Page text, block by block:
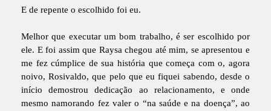
E de repente o escolhido foi eu.
Melhor que executar um bom trabalho, é ser escolhido por
ele. E foi assim que Raysa chegou até mim, se apresentou e
me fez cúmplice de sua história que começa com o, agora
noivo, Rosivaldo, que pelo que eu fiquei sabendo, desde o
início demostrou dedicação ao relacionamento, e onde
mesmo namorando fez valer o “na saúde e na doença”, ao